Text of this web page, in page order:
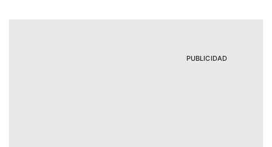
PUBLICIDAD